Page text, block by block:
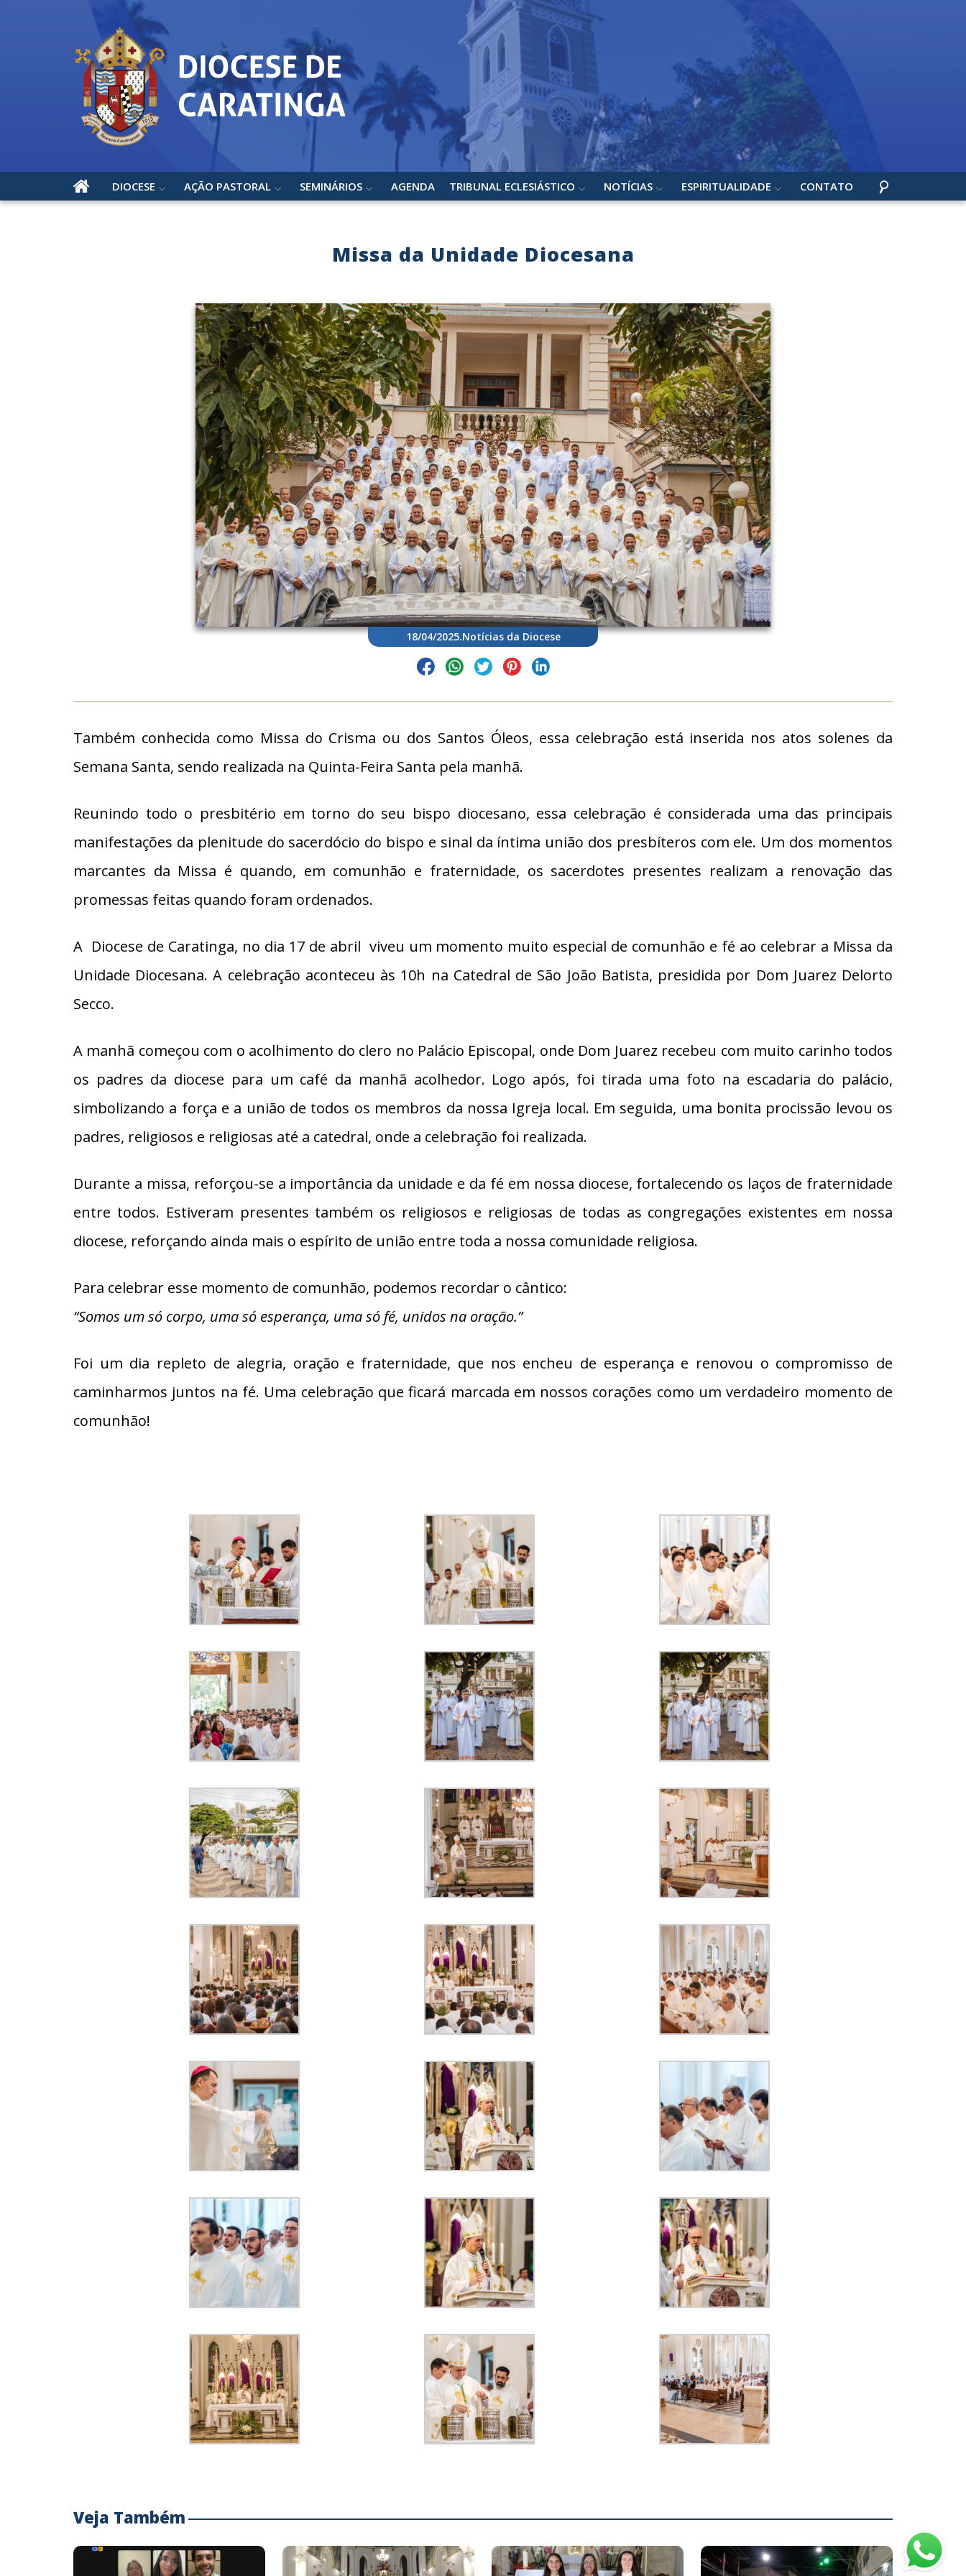
DIOCESE AÇÃO PASTORAL SEMINÁRIOS AGENDA TRIBUNAL ECLESIÁSTICO NOTÍCIAS ESPIRITUALIDADE CONTATO
Missa da Unidade Diocesana
18/04/2025.Notícias da Diocese
Também conhecida como Missa do Crisma ou dos Santos Óleos, essa celebração está inserida nos atos solenes da
Semana Santa, sendo realizada na Quinta-Feira Santa pela manhã.
Reunindo todo o presbitério em torno do seu bispo diocesano, essa celebração é considerada uma das principais
manifestações da plenitude do sacerdócio do bispo e sinal da íntima união dos presbíteros com ele. Um dos momentos
marcantes da Missa é quando, em comunhão e fraternidade, os sacerdotes presentes realizam a renovação das
promessas feitas quando foram ordenados.
A Diocese de Caratinga, no dia 17 de abril viveu um momento muito especial de comunhão e fé ao celebrar a Missa da
Unidade Diocesana. A celebração aconteceu às 10h na Catedral de São João Batista, presidida por Dom Juarez Delorto
Secco.
A manhã começou com o acolhimento do clero no Palácio Episcopal, onde Dom Juarez recebeu com muito carinho todos
os padres da diocese para um café da manhã acolhedor. Logo após, foi tirada uma foto na escadaria do palácio,
simbolizando a força e a união de todos os membros da nossa Igreja local. Em seguida, uma bonita procissão levou os
padres, religiosos e religiosas até a catedral, onde a celebração foi realizada.
Durante a missa, reforçou-se a importância da unidade e da fé em nossa diocese, fortalecendo os laços de fraternidade
entre todos. Estiveram presentes também os religiosos e religiosas de todas as congregações existentes em nossa
diocese, reforçando ainda mais o espírito de união entre toda a nossa comunidade religiosa.
Para celebrar esse momento de comunhão, podemos recordar o cântico:
“Somos um só corpo, uma só esperança, uma só fé, unidos na oração.”
Foi um dia repleto de alegria, oração e fraternidade, que nos encheu de esperança e renovou o compromisso de
caminharmos juntos na fé. Uma celebração que ficará marcada em nossos corações como um verdadeiro momento de
comunhão!
Veja Também